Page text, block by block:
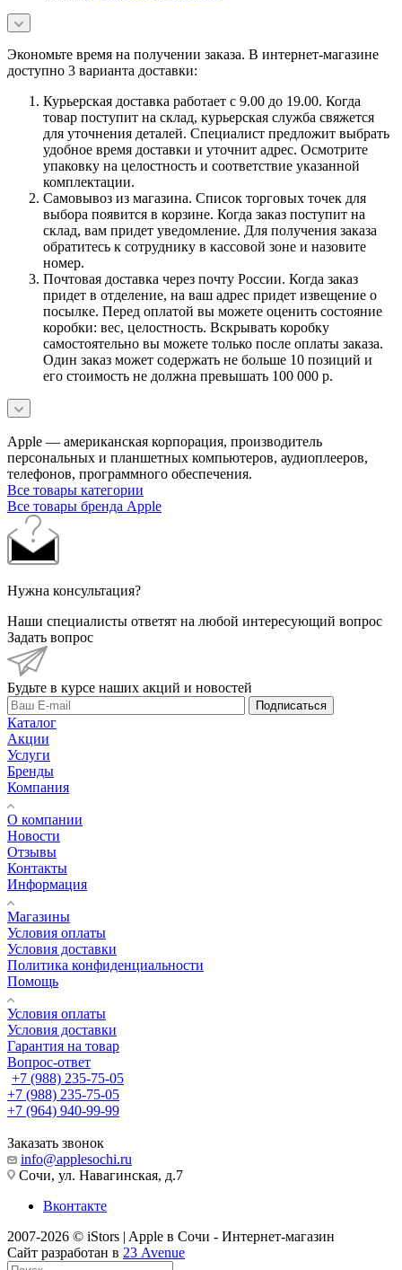
Экономьте время на получении заказа. В интернет-магазине
доступно 3 варианта доставки:
Курьерская доставка работает с 9.00 до 19.00. Когда
товар поступит на склад, курьерская служба свяжется
для уточнения деталей. Специалист предложит выбрать
удобное время доставки и уточнит адрес. Осмотрите
упаковку на целостность и соответствие указанной
комплектации.
Самовывоз из магазина. Список торговых точек для
выбора появится в корзине. Когда заказ поступит на
склад, вам придет уведомление. Для получения заказа
обратитесь к сотруднику в кассовой зоне и назовите
номер.
Почтовая доставка через почту России. Когда заказ
придет в отделение, на ваш адрес придет извещение о
посылке. Перед оплатой вы можете оценить состояние
коробки: вес, целостность. Вскрывать коробку
самостоятельно вы можете только после оплаты заказа.
Один заказ может содержать не больше 10 позиций и
его стоимость не должна превышать 100 000 р.
Apple — американская корпорация, производитель
персональных и планшетных компьютеров, аудиоплееров,
телефонов, программного обеспечения.
Все товары категории
Все товары бренда Apple
Нужна консультация?
Наши специалисты ответят на любой интересующий вопрос
Задать вопрос
Будьте в курсе наших акций и новостей
Подписаться
Каталог
Акции
Услуги
Бренды
Компания
О компании
Новости
Отзывы
Контакты
Информация
Магазины
Условия оплаты
Условия доставки
Политика конфиденциальности
Помощь
Условия оплаты
Условия доставки
Гарантия на товар
Вопрос-ответ
+7 (988) 235-75-05
+7 (988) 235-75-05
+7 (964) 940-99-99
Заказать звонок
info@applesochi.ru
Сочи, ул. Навагинская, д.7
Вконтакте
2007-2026 © iStors | Apple в Сочи - Интернет-магазин
Сайт разработан в 23 Avenue